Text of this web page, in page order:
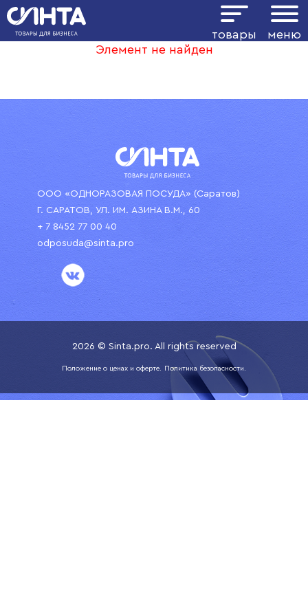
товары
меню
Элемент не найден
ООО «ОДНОРАЗОВАЯ ПОСУДА» (Саратов)
Г. САРАТОВ, УЛ. ИМ. АЗИНА В.М., 60
+ 7 8452 77 00 40
odposuda@sinta.pro
2026 © Sinta.pro. All rights reserved
Положение о ценах и оферте. Политика безопасности.